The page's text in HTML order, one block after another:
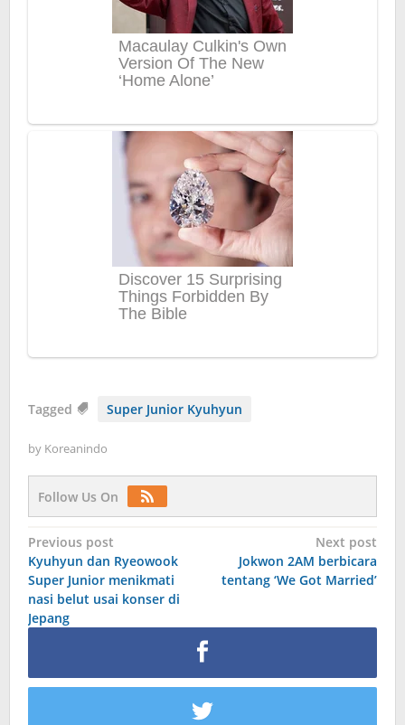
Tagged Super Junior Kyuhyun
by Koreanindo
Follow Us On
Post
navigation
Previous post
Kyuhyun dan Ryeowook
Super Junior menikmati
nasi belut usai konser di
Jepang
Next post
Jokwon 2AM berbicara
tentang ‘We Got Married’